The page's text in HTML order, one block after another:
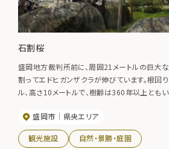
石割桜
盛岡地方裁判所前に、周囲21メートルの巨大
割ってエドヒガンザクラが伸びています。根回
ル、高さ10メートルで、樹齢は360年以上とも
日差しそそぐ日中もきれいですが、夜桜もまた
す。大正12年（1923）には国の天然記念物に指
ます。【桜の見頃】 4月中旬
盛岡市 県央エリア
観光施設 自然・景勝・庭園